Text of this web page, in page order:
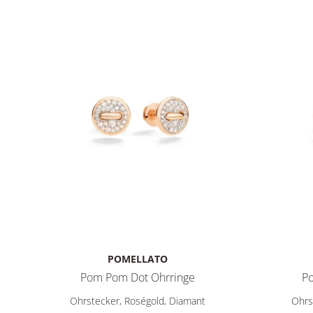
POMELLATO
Pom Pom Dot Ohrringe
Pomellato Pom Pom Dot Ohrringe, Ref:
Ohrstecker, Roségold, Diamant